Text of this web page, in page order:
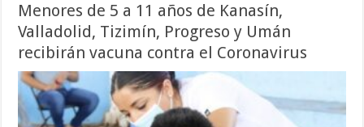
Menores de 5 a 11 años de Kanasín,
Valladolid, Tizimín, Progreso y Umán
recibirán vacuna contra el Coronavirus